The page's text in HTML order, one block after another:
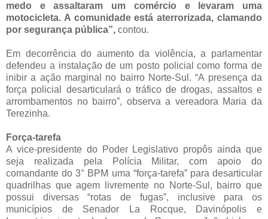
medo e assaltaram um comércio e levaram uma
motocicleta. A comunidade está aterrorizada, clamando
por segurança pública”, contou.
Em decorrência do aumento da violência, a parlamentar
defendeu a instalação de um posto policial como forma de
inibir a ação marginal no bairro Norte-Sul. “A presença da
força policial desarticulará o tráfico de drogas, assaltos e
arrombamentos no bairro”, observa a vereadora Maria da
Terezinha.
Força-tarefa
A vice-presidente do Poder Legislativo propôs ainda que
seja realizada pela Polícia Militar, com apoio do
comandante do 3° BPM uma “força-tarefa” para desarticular
quadrilhas que agem livremente no Norte-Sul, bairro que
possui diversas “rotas de fugas”, inclusive para os
municípios de Senador La Rocque, Davinópolis e